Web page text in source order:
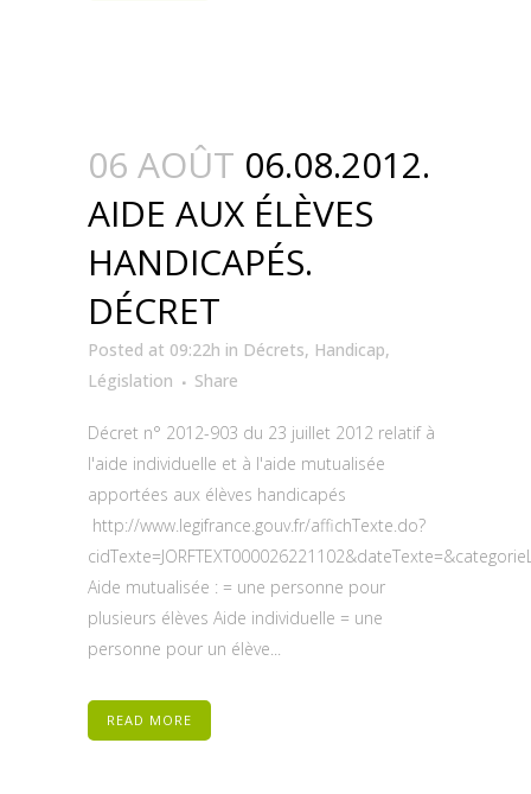
06 AOÛT 06.08.2012.
AIDE AUX ÉLÈVES
HANDICAPÉS.
DÉCRET
Posted at 09:22h in Décrets, Handicap,
Législation
Share
Décret n° 2012-903 du 23 juillet 2012 relatif à
l'aide individuelle et à l'aide mutualisée
apportées aux élèves handicapés
http://www.legifrance.gouv.fr/affichTexte.do?
Aide mutualisée : = une personne pour
plusieurs élèves Aide individuelle = une
personne pour un élève...
READ MORE